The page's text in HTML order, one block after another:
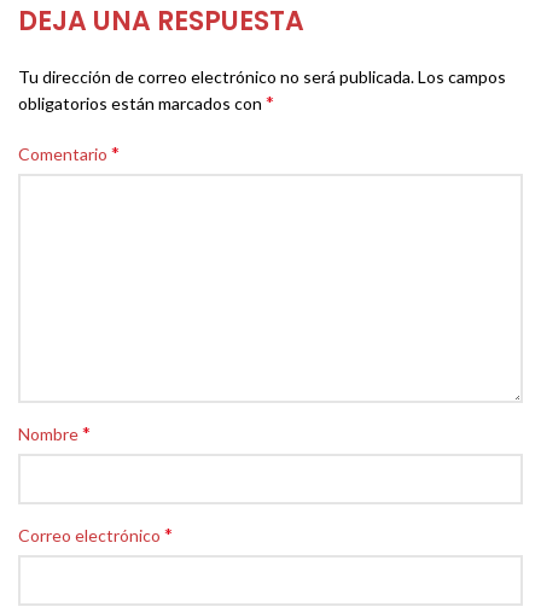
DEJA UNA RESPUESTA
Tu dirección de correo electrónico no será publicada.Los campos
obligatorios están marcados con *
Comentario *
Nombre*
Correo electrónico *